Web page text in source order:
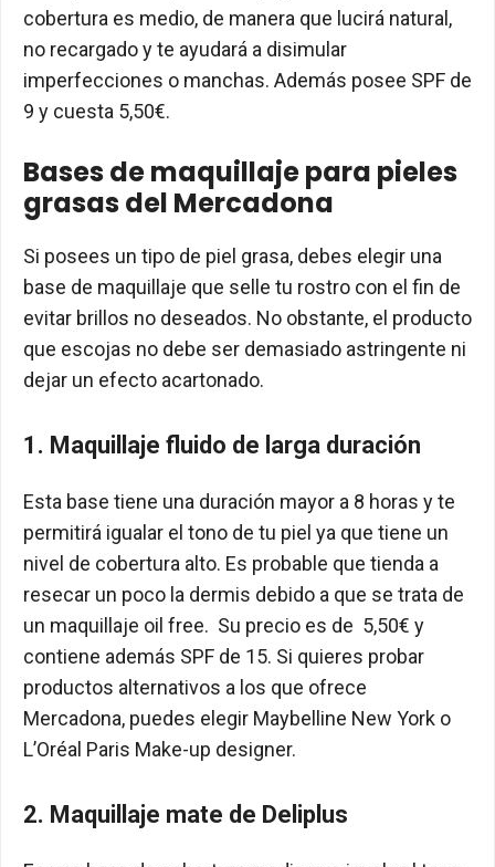
cobertura es medio, de manera que lucirá natural,
no recargado y te ayudará a disimular
imperfecciones o manchas. Además posee SPF de
9 y cuesta 5,50€.
Bases de maquillaje para pieles
grasas del Mercadona
Si posees un tipo de piel grasa, debes elegir una
base de maquillaje que selle tu rostro con el fin de
evitar brillos no deseados. No obstante, el producto
que escojas no debe ser demasiado astringente ni
dejar un efecto acartonado.
1. Maquillaje fluido de larga duración
Esta base tiene una duración mayor a 8 horas y te
permitirá igualar el tono de tu piel ya que tiene un
nivel de cobertura alto. Es probable que tienda a
resecar un poco la dermis debido a que se trata de
un maquillaje oil free. Su precio es de 5,50€ y
contiene además SPF de 15. Si quieres probar
productos alternativos a los que ofrece
Mercadona, puedes elegir Maybelline New York o
L’Oréal Paris Make-up designer.
2. Maquillaje mate de Deliplus